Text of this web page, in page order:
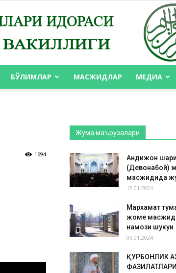
БЎЛИМЛАР МАСЖИДЛАР МЕДИА
1694
Жума маърузалари
Андижон
(Девонабой)
масжидида
12.01.2024
Мархамат
жоме
намози шукуҳи
05.01.2024
ҚУРБОНЛИК
ФАЗИЛАТЛАРИ